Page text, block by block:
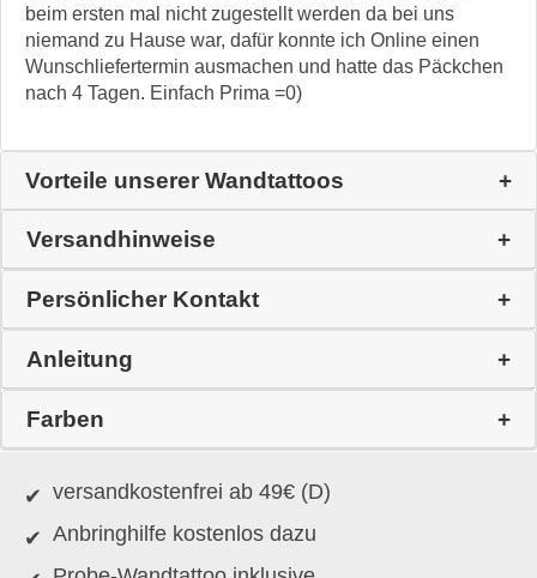
beim ersten mal nicht zugestellt werden da bei uns
niemand zu Hause war, dafür konnte ich Online einen
Wunschliefertermin ausmachen und hatte das Päckchen
nach 4 Tagen. Einfach Prima =0)
Vorteile unserer Wandtattoos
Versandhinweise
Persönlicher Kontakt
Anleitung
Farben
versandkostenfrei ab 49€ (D)
Anbringhilfe kostenlos dazu